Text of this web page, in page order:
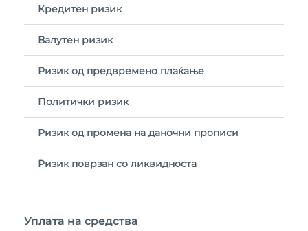
Кредитен ризик
Валутен ризик
Ризик од предвремено плаќање
Политички ризик
Ризик од промена на даночни прописи
Ризик поврзан со ликвидноста
Уплата на средства